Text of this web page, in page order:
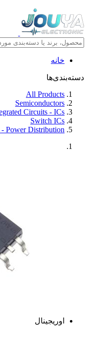
خانه
دسته‌بندی‌ها
All Products
Semiconductors
Circuits - ICs
Switch ICs
Power Distribution
اوریجینال